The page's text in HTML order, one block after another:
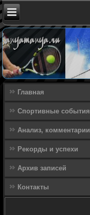
Главная
Спортивные события
Анализ, комментарии
Рекорды и успехи
Архив записей
Контакты